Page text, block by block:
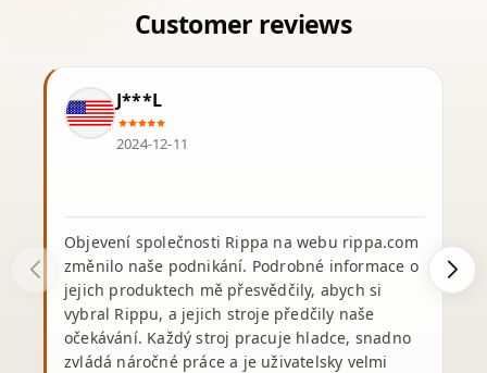
J***L
2024-12-11
Objevení společnosti Rippa na webu rippa.com
změnilo naše podnikání. Podrobné informace o
jejich produktech mě přesvědčily, abych si
vybral Rippu, a jejich stroje předčily naše
očekávání. Každý stroj pracuje hladce, snadno
zvládá náročné práce a je uživatelsky velmi